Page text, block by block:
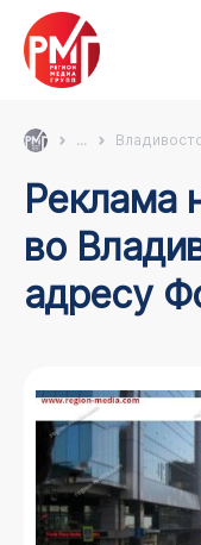
...
Реклама на медиафасадах
во
адресу